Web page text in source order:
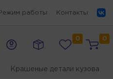
работы Контакты
0 0
Крашеные детали кузова